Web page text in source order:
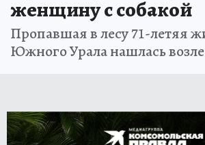
женщину с собакой
Пропавшая в лесу 71-летяя
Южного Урала нашлась